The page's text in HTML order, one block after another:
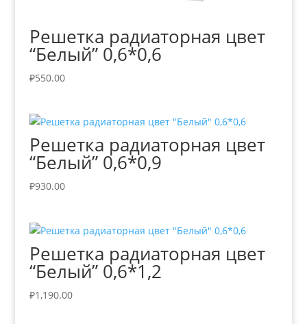
Решетка радиаторная цвет
“Белый” 0,6*0,6
₽550.00
Решетка радиаторная цвет
“Белый” 0,6*0,9
₽930.00
Решетка радиаторная цвет
“Белый” 0,6*1,2
₽1,190.00